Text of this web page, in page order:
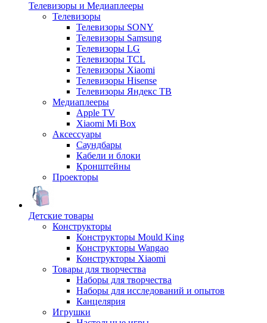
Телевизоры и Медиаплееры
Телевизоры
Телевизоры SONY
Телевизоры Samsung
Телевизоры LG
Телевизоры TCL
Телевизоры Xiaomi
Телевизоры Hisense
Телевизоры Яндекс ТВ
Медиаплееры
Apple TV
Xiaomi Mi Box
Аксессуары
Саундбары
Кабели и блоки
Кронштейны
Проекторы
Детские товары
Конструкторы
Конструкторы Mould King
Конструкторы Wangao
Конструкторы Xiaomi
Товары для творчества
Наборы для творчества
Наборы для исследований и опытов
Канцелярия
Игрушки